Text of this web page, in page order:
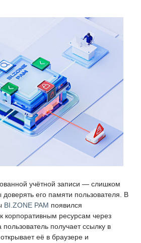
учётной записи — слишком
его памяти пользователя. В
BI.ZONE PAM появился
корпоративным ресурсам через
получает ссылку в
её в браузере и